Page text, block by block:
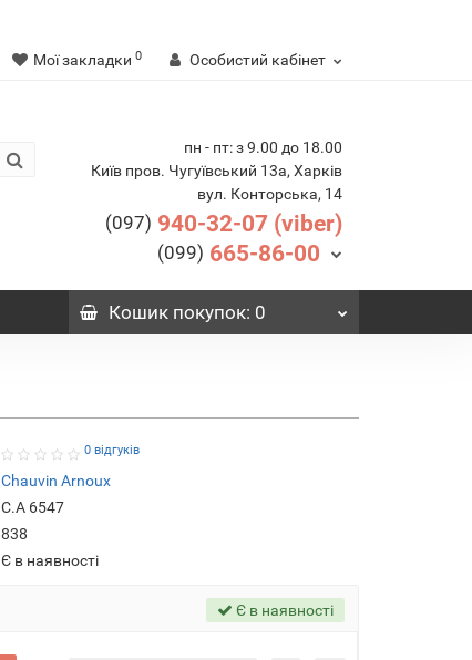
Мої закладки 0 Особистий кабінет
пн - пт: з 9.00 до 18.00
Київ пров. Чугуївський 13а, Харків
вул. Конторська, 14
(097) 940-32-07 (viber)
(099) 665-86-00
Кошикпокупок: 0
0 відгуків
Chauvin Arnoux
C.A 6547
838
Є в наявності
Є в наявності